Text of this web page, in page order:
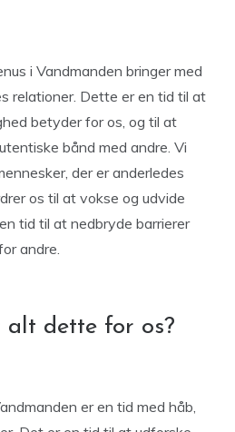
i Vandmanden bringer med
relationer. Dette er en tid til at
betyder for os, og til at
bånd med andre. Vi
der er anderledes
os til at vokse og udvide
tid til at nedbryde barrierer
andre.
alt dette for os?
er en tid med håb,